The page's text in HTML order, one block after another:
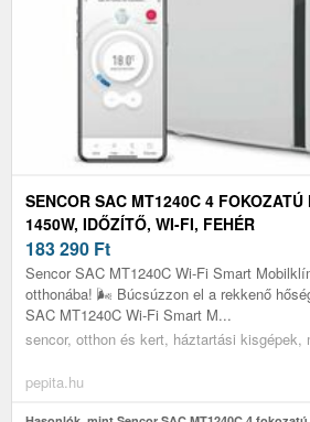
SENCOR SAC MT1240C 4
1450W, IDŐZÍTŐ, WI-FI, FEHÉR
183 290 Ft
Sencor SAC MT1240C Wi-Fi Smart
otthonába! 🌬️ Búcsúzzon el a rekkenő
SAC MT1240C Wi-Fi Smart M...
sencor, otthon és kert, háztartási kisgépek,
pepita.hu